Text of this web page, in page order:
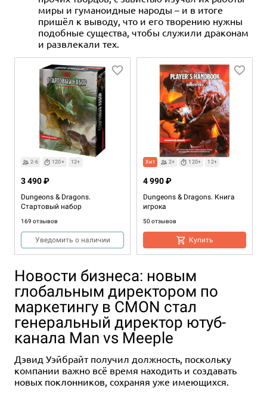
миры и гуманоидные народы – и в итоге
пришёл к выводу, что и его творению нужны
подобные существа, чтобы служили драконам
и развлекали тех.
2-6 120+ 12+
Dungeons & Dragons.
Стартовый набор
169 отзывов
3 490 ₽
Уведомить о наличии
Хит 2+ 120+ 12+
Dungeons & Dragons. Книга
игрока
50 отзывов
4 990 ₽
Купить
Хит 12+
4 990 ₽
12+
4 990 ₽
Новости бизнеса: новым
глобальным директором по
маркетингу в CMON стал
генеральный директор ютуб-
канала Man vs Meeple
Дэвид Уэйбрайт получил должность, поскольку
компании важно всё время находить и создавать
новых поклонников, сохраняя уже имеющихся.